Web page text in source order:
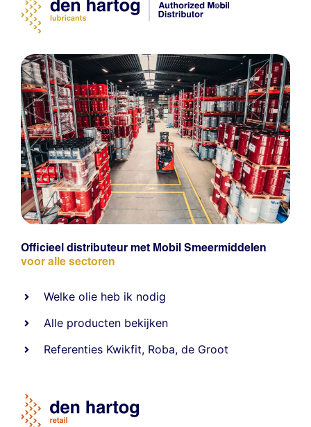
Officieel distributeur met Mobil Smeermiddelen
voor alle sectoren
Welke olie heb ik nodig
Alle producten bekijken
Referenties Kwikfit, Roba,de Groot